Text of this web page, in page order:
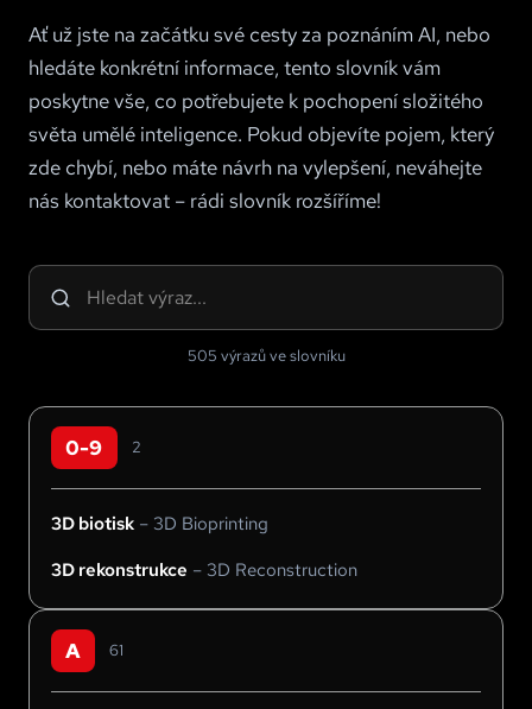
Ať už jste na začátku své cesty za poznáním AI, nebo
hledáte konkrétní informace, tento slovník vám
poskytne vše, co potřebujete k pochopení složitého
světa umělé inteligence. Pokud objevíte pojem, který
zde chybí, nebo máte návrh na vylepšení, neváhejte
nás kontaktovat – rádi slovník rozšíříme!
505 výrazů ve slovníku
0-9 2
3D biotisk – 3D Bioprinting
3D rekonstrukce – 3D Reconstruction
A 61